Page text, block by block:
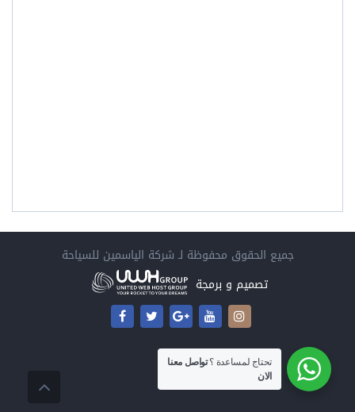
جميع الحقوق محفوظة لـ شركة الياسمين للسياحة
تصميم و برمجة
تحتاج لمساعدة ؟تواصل معنا
الان